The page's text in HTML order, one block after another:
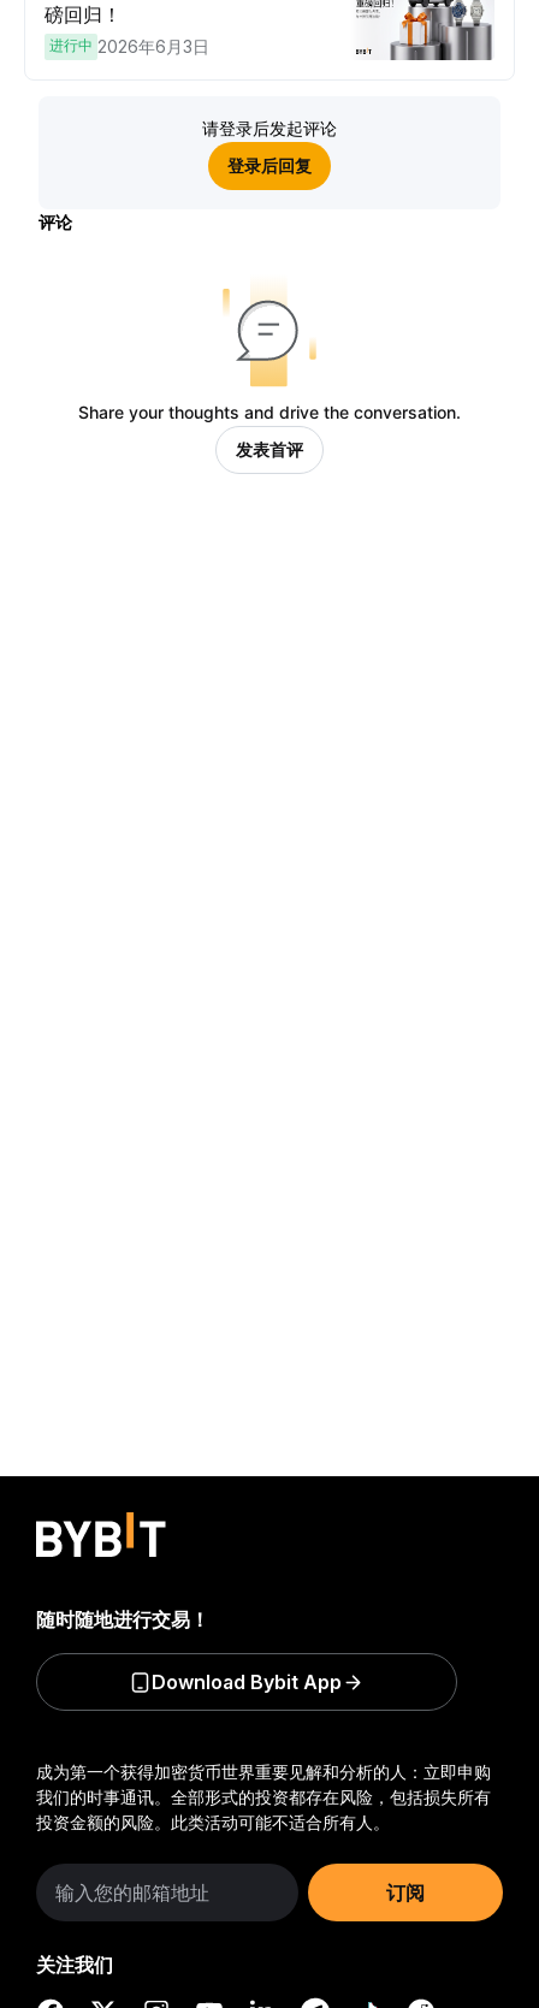
磅回归！
进行中 2026年6月3日
请登录后发起评论
登录后回复
评论
Share your thoughts and drive the conversation.
发表首评
成为第一个获得加密货币世界重要见解和分析的人：立即申购
我们的时事通讯。 全部形式的投资都存在风险，包括损失所有
投资金额的风险。此类活动可能不适合所有人。
订阅
关注我们
随时随地进行交易！
Download Bybit App